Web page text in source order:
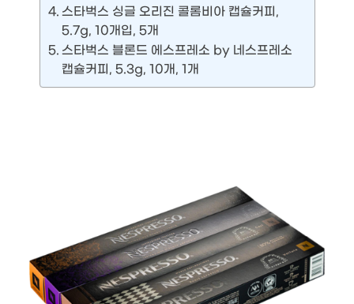
스타벅스 싱글 오리진 콜롬비아 캡슐커피,
5.7g, 10개입, 5개
스타벅스 블론드 에스프레소 by 네스프레소
캡슐커피, 5.3g, 10개, 1개